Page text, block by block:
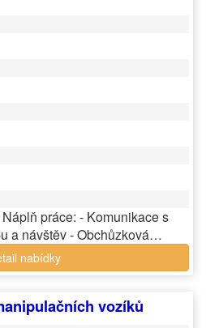
práce: - Komunikace s
a návštěv - Obchůzková…
nabídky
vozíků